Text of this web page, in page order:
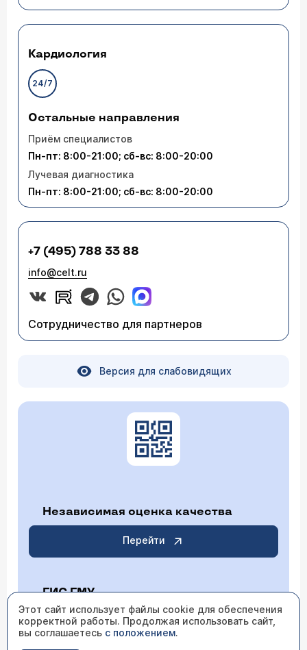
Кардиология
24/7
Остальные направления
Приём специалистов
Пн-пт: 8:00-21:00; сб-вс: 8:00-20:00
Лучевая диагностика
Пн-пт: 8:00-21:00; сб-вс: 8:00-20:00
+7 (495) 788 33 88
info@celt.ru
Сотрудничество для партнеров
Версия для слабовидящих
Независимая оценка качества
Перейти
ГИС ГМУ
Перейти
Этот сайт использует файлы cookie для обеспечения
корректной работы. Продолжая использовать сайт,
вы соглашаетесь с положением.